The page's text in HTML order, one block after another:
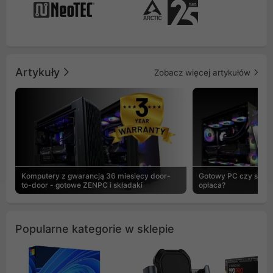
Artykuły Zobacz więcej artykułów
Komputery z gwarancją 36 miesięcy door-
to-door - gotowe ZENPC i składaki
Gotowy PC czy
opłaca?
Popularne kategorie w sklepie